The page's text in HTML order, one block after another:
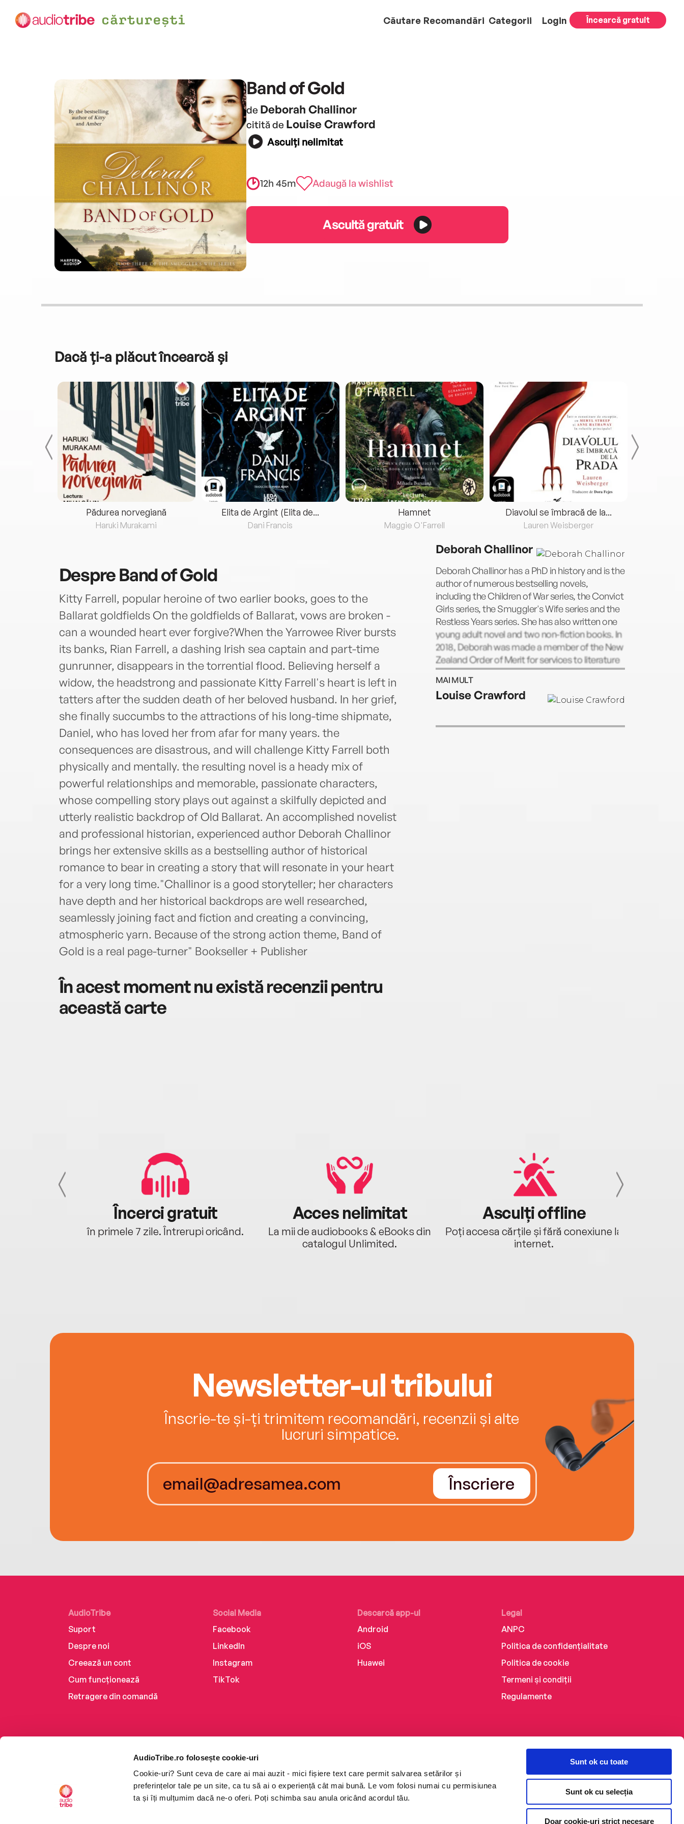
AudioTribe.ro folosește cookie-uri
Cookie-uri? Sunt ceva de care ai mai auzit - mici fișiere text care permit salvarea setărilor și
preferințelor tale pe un site, ca tu să ai o experiență cât mai bună. Le vom folosi numai cu permisiunea
ta și îți mulțumim dacă ne-o oferi. Poți schimba sau anula oricând acordul tău.
Sunt ok cu toate
Sunt ok cu selecția
Doar cookie-uri strict necesare
Căutare Recomandări Categorii Login Încearcă gratuit
Band of Gold
de Deborah Challinor
citită de Louise Crawford
Asculți nelimitat
12h 45m Adaugă la wishlist
Ascultă gratuit
Dacă ți-a plăcut încearcă și
Pădurea norvegiană
Haruki Murakami
Elita de Argint (Elita de...
Dani Francis
Hamnet
Maggie O'Farrell
Diavolul se îmbracă de la...
Lauren Weisberger
DespreBand of Gold
Kitty Farrell, popular heroine of two earlier books, goes to the
Ballarat goldfields On the goldfields of Ballarat, vows are broken -
can a wounded heart ever forgive?When the Yarrowee River bursts
its banks, Rian Farrell, a dashing Irish sea captain and part-time
gunrunner, disappears in the torrential flood. Believing herself a
widow, the headstrong and passionate Kitty Farrell's heart is left in
tatters after the sudden death of her beloved husband. In her grief,
she finally succumbs to the attractions of his long-time shipmate,
Daniel, who has loved her from afar for many years. the
consequences are disastrous, and will challenge Kitty Farrell both
physically and mentally. the resulting novel is a heady mix of
powerful relationships and memorable, passionate characters,
whose compelling story plays out against a skilfully depicted and
utterly realistic backdrop of Old Ballarat. An accomplished novelist
and professional historian, experienced author Deborah Challinor
brings her extensive skills as a bestselling author of historical
romance to bear in creating a story that will resonate in your heart
for a very long time."Challinor is a good storyteller; her characters
have depth and her historical backdrops are well researched,
seamlessly joining fact and fiction and creating a convincing,
atmospheric yarn. Because of the strong action theme, Band of
Gold is a real page-turner" Bookseller + Publisher
În acest moment nu există recenzii pentru
această carte
Deborah Challinor
Deborah Challinor has a PhD in history and is the
author of numerous bestselling novels,
including the Children of War series, the Convict
Girls series, the Smuggler's Wife series and the
Restless Years series. She has also written one
young adult novel and two non-fiction books. In
2018, Deborah was made a member of the New
Zealand Order of Merit for services to literature
and historical research. She lives in New Zealand
with her husband.
MAI MULT
Louise Crawford
Încerci gratuit
în primele 7 zile. Întrerupi oricând.
Acces nelimitat
La mii de audiobooks & eBooks din
catalogul Unlimited.
Asculți offline
Poți accesa cărțile și fără conexiune la
internet.
Newsletter-ul tribului
Înscrie-te și-ți trimitem recomandări, recenzii și alte
lucruri simpatice.
Înscriere
AudioTribe
Suport
Despre noi
Creează un cont
Cum funcționează
Retragere din comandă
Social Media
Facebook
LinkedIn
Instagram
TikTok
Descarcă app-ul
Android
iOS
Huawei
Legal
ANPC
Politica de confidențialitate
Politica de cookie
Termeni și condiții
Regulamente